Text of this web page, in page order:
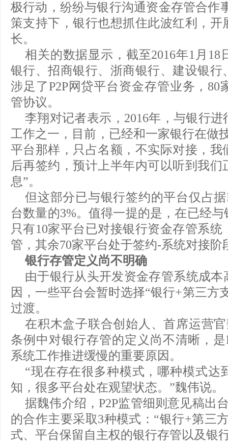
极行动，纷纷与银行沟通资金存管合作
策支持下，银行也想抓住此波红利，
长。
相关的数据显示，截至2016年1月
银行、招商银行、浙商银行、建设银行
涉足了P2P网贷平台资金存管业务，80
管协议。
李翔对记者表示，2016年，与银行
工作之一，目前，已经和一家银行在做
平台那样，只占名额，不实际对接，我
后再签约，预计上半年内可以听到我
息”。
但这部分已与银行签约的平台仅占
台数量的3%。值得一提的是，在已经
只有10家平台已对接银行资金存管系
管，其余70家平台处于签约-系统对接阶
银行存管定义尚不明确
由于银行从头开发资金存管系统成
因，一些平台会暂时选择“银行+第三方
过渡。
在积木盒子联合创始人、首席运营
条例中对银行存管的定义尚不清晰，
系统工作推进缓慢的重要原因。
“现在存在很多种模式，哪种模式达
知，很多平台处在观望状态。”魏伟说。
据魏伟介绍，P2P监管细则意见稿出
的合作主要采取3种模式：“银行+第三
式、平台保留自主权的银行存管以及银